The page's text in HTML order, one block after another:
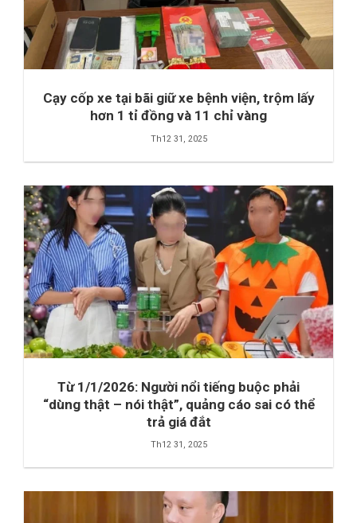
Cạy cốp xe tại bãi giữ xe bệnh viện, trộm lấy
hơn 1 tỉ đồng và 11 chỉ vàng
Th12 31, 2025
Từ 1/1/2026: Người nổi tiếng buộc phải
“dùng thật – nói thật”, quảng cáo sai có thể
trả giá đắt
Th12 31, 2025